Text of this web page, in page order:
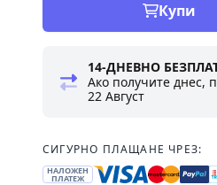
Купи
14-ДНЕВНО
Ако получите днес,
22 Август
СИГУРНО ПЛАЩАНЕ ЧРЕЗ:
НАЛОЖЕН
ПЛАТЕЖ